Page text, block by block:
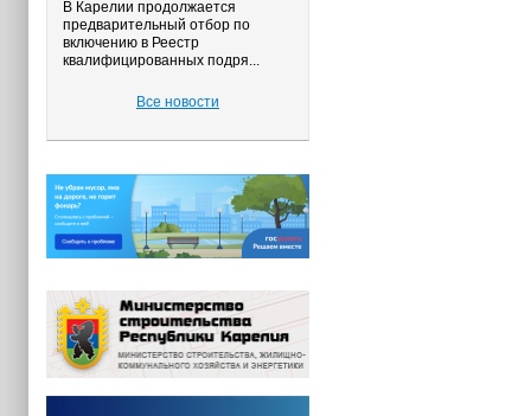
В Карелии продолжается
предварительный отбор по
включению в Реестр
квалифицированных подря...
Все новости